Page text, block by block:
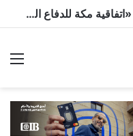
السعودية وتركيا وباكستان توقع «اتفاقية مكة للدفاع المشترك».. هجوم على دولة يُعد اعتداءً على الجميع